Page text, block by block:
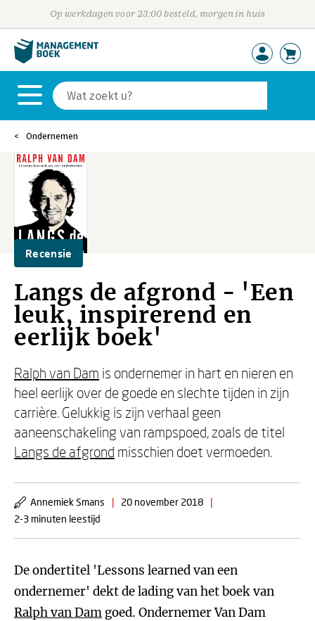
Op werkdagen voor 23:00 besteld, morgen in huis
Ondernemen
Recensie
Langs de afgrond - 'Een
leuk, inspirerend en
eerlijk boek'
Ralph van Dam is ondernemer in hart en nieren en
heel eerlijk over de goede en slechte tijden in zijn
carrière. Gelukkig is zijn verhaal geen
aaneenschakeling van rampspoed, zoals de titel
Langs de afgrond misschien doet vermoeden.
Annemiek Smans | 20 november 2018
|
2-3 minuten leestijd
De ondertitel 'Lessons learned van een
ondernemer' dekt de lading van het boek van
Ralph van Dam goed. Ondernemer Van Dam